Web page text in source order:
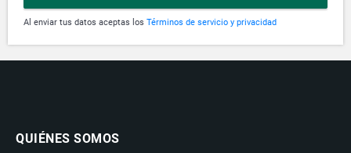
Al enviar tus datos aceptas los Términos de servicio y privacidad
QUIÉNES SOMOS